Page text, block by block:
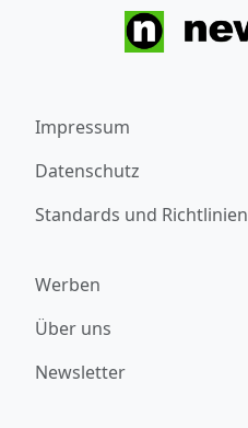
Impressum
Datenschutz
Standards und Richtlinien
Werben
Über uns
Newsletter